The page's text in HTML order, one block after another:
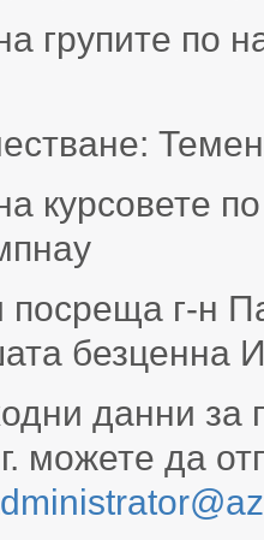
групите по
курсовете
г-н
безценна
данни
можете да